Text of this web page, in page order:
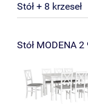
Stół + 8 krzeseł
Stół MODENA